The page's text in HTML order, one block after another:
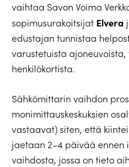
vaihtaa Savon Voima
sopimusurakoitsijat Elvera
edustajan tunnistaa
varustetuista
henkilökortista.
Sähkömittarin vaihdon
monimittauskeskuksien
vastaavat) siten, että
jaetaan 2–4 päivää
vaihdosta, jossa on tieto